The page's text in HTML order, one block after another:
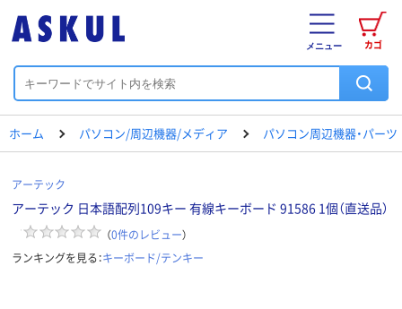
カゴ
メニュー
ホーム パソコン/周辺機器/メディア パソコン周辺機器・パーツ
アーテック
アーテック 日本語配列109キー 有線キーボード 91586 1個（直送品）
（0件のレビュー）
ランキングを見る：キーボード/テンキー